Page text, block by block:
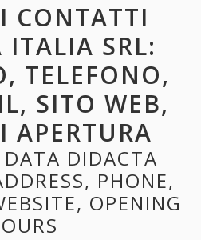
CONTATTI
ITALIA SRL:
TELEFONO,
SITO WEB,
APERTURA
DIDACTA
PHONE,
OPENING